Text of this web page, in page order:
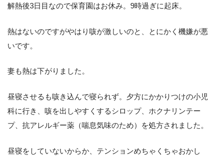
解熱後3日目なので保育園はお休み。9時過ぎに起床。
熱はないのですがやはり咳が激しいのと、とにかく機嫌が悪
いです。
妻も熱は下がりました。
昼寝させるも咳き込んで寝られず。夕方にかかりつけの小児
科に行き、咳を出しやすくするシロップ、ホクナリンテー
プ、抗アレルギー薬（喘息気味のため）を処方されました。
昼寝をしていないからか、テンションめちゃくちゃおかし